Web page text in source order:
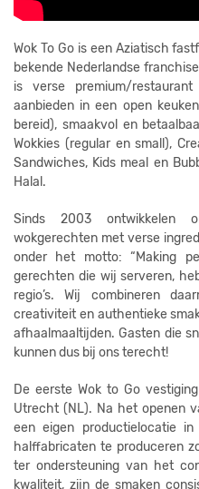
Wok To Go is een Aziatisch
bekende Nederlandse
is verse premium/
aanbieden in een open
bereid), smaakvol en
Wokkies (regular en small),
Sandwiches, Kids meal en
Halal.
Sinds 2003 ontwikkelen
wokgerechten met verse
onder het motto: “Making
gerechten die wij serveren,
regio’s. Wij combineren
creativiteit en authentieke
afhaalmaaltijden. Gasten die
kunnen dus bij ons terecht!
De eerste Wok to Go
Utrecht (NL). Na het openen
een eigen productielocatie
halffabricaten te produceren
ter ondersteuning van het
kwaliteit, zijn de smaken